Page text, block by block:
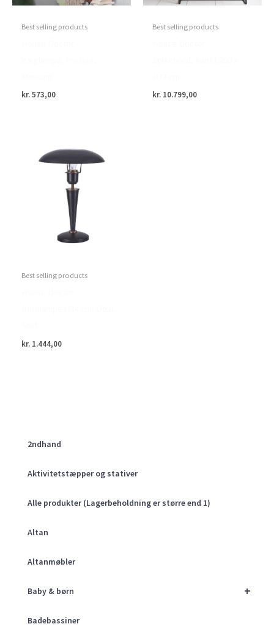
2ndhand
Aktivitetstæpper og stativer
Alle produkter (Lagerbeholdning er større end 1)
Altan
Altanmøbler
+
Baby & børn
Badebassiner
Best selling products
kr.573,00
Best selling products
kr. 10.799,00
Best selling products
kr. 1.444,00